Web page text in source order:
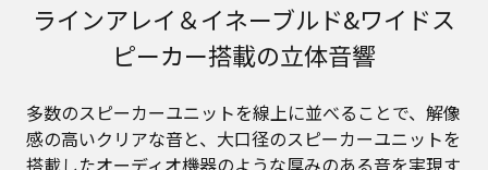
ラインアレイ＆イネーブルド&ワイドス
ピーカー搭載の立体音響
多数のスピーカーユニットを線上に並べることで、解像
感の高いクリアな音と、大口径のスピーカーユニットを
搭載したオーディオ機器のような厚みのある音を実現す